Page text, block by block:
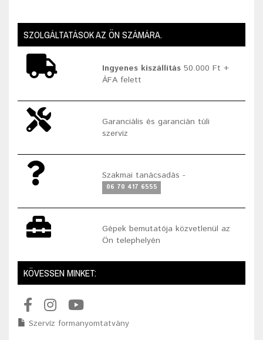
SZOLGÁLTATÁSOK AZ ÖN SZÁMÁRA.
Ingyenes kiszállítás 50.000 Ft +
ÁFA felett
Garanciális és garancián túli
szerviz
Szakmai tanácsadás -
06 70 417 6555
Gépek bemutatója közvetlenül az
Ön telephelyén
KÖVESSEN MINKET:
Szervíz formanyomtatvány